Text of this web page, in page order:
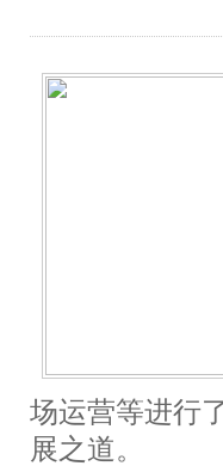
场运营等进行
展之道。